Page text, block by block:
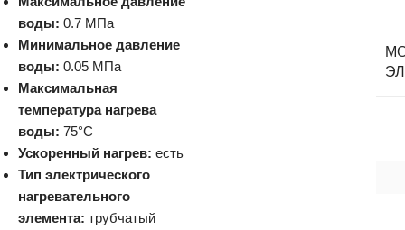
воды: 0.7 МПа
Минимальное давление
воды: 0.05 МПа
Максимальная
температура нагрева
воды: 75°C
Ускоренный нагрев: есть
Тип электрического
нагревательного
элемента: трубчатый